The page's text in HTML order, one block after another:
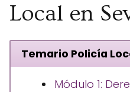
Local en
Temario Policía
Módulo 1: